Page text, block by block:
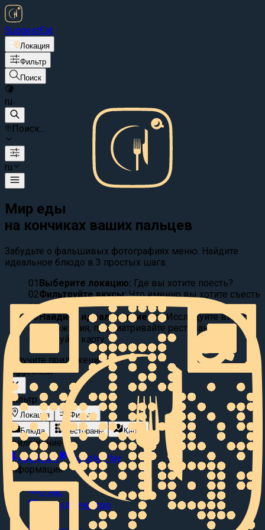
SuggestEat
Локация
Фильтр
Поиск
ru
Поиск...
ru
Мир еды
на кончиках ваших пальцев
Забудьте о фальшивых фотографиях меню. Найдите
идеальное блюдо в 3 простых шага:
01 Выберите локацию: Где вы хотите поесть?
02Фильтруйте вкусы: Что именно вы хотите съесть
сегодня?
03Найдите идеальное место Исследуйте видео
предложения, просматривайте рестораны или
исследуйте карту.
Получите приложение
SuggestEat
Фильтр
Локация
Фильтр
Блюда
Рестораны Карта
Приложение
App Store
Google Play
Информация
О нас
Сотрудничество
Блог